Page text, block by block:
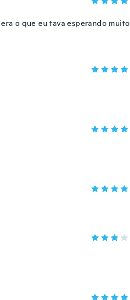
o que eu tava esperando muito